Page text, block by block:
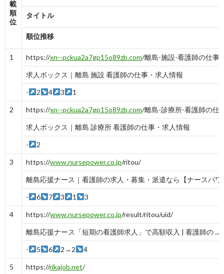
載
順
位
タイトル
順位推移
1 https://xn--pckua2a7gp15o89zb.com/離島-施設-看護師の仕事
求人ボックス｜離島 施設 看護師の仕事・求人情報
- 2 4 3 1
2 https://xn--pckua2a7gp15o89zb.com/離島-診療所-看護師の仕
求人ボックス｜離島 診療所 看護師の仕事・求人情報
- 2
3 https://www.nursepower.co.jp/ritou/
離島応援ナース｜看護師の求人・募集・派遣なら【ナースパ
- 6 7 3 1 3
4 https://www.nursepower.co.jp/result/ritou/uid/
離島応援ナース「短期の看護師求人」で高額収入 | 看護師の ...
- 5 6 2→2 4
5 https://rikajob.net/